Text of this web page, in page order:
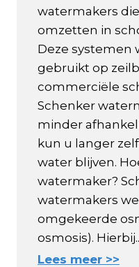
watermakers
omzetten in
Deze systemen
gebruikt op
commerciële
Schenker
minder
kun u langer
water blijven.
watermaker?
watermakers
omgekeerde
osmosis).
Lees meer >>